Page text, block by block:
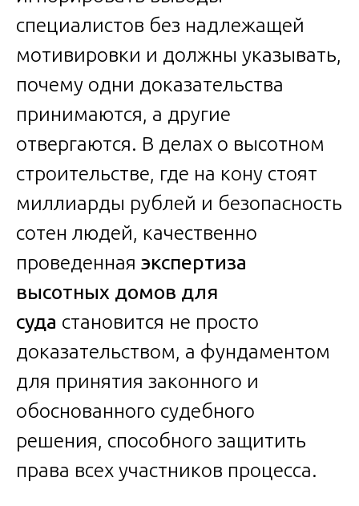
специалистов без надлежащей
мотивировки и должны указывать,
почему одни доказательства
принимаются, а другие
отвергаются. В делах о высотном
строительстве, где на кону стоят
миллиарды рублей и безопасность
сотен людей, качественно
проведенная экспертиза
высотных домов для
суда становится не просто
доказательством, а фундаментом
для принятия законного и
обоснованного судебного
решения, способного защитить
права всех участников процесса.